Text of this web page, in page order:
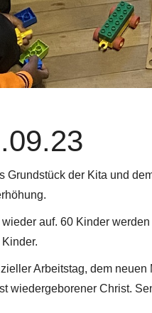
der Kita und
auf. 60 Kinder
Arbeitstag, dem
wiedergeborener Christ.